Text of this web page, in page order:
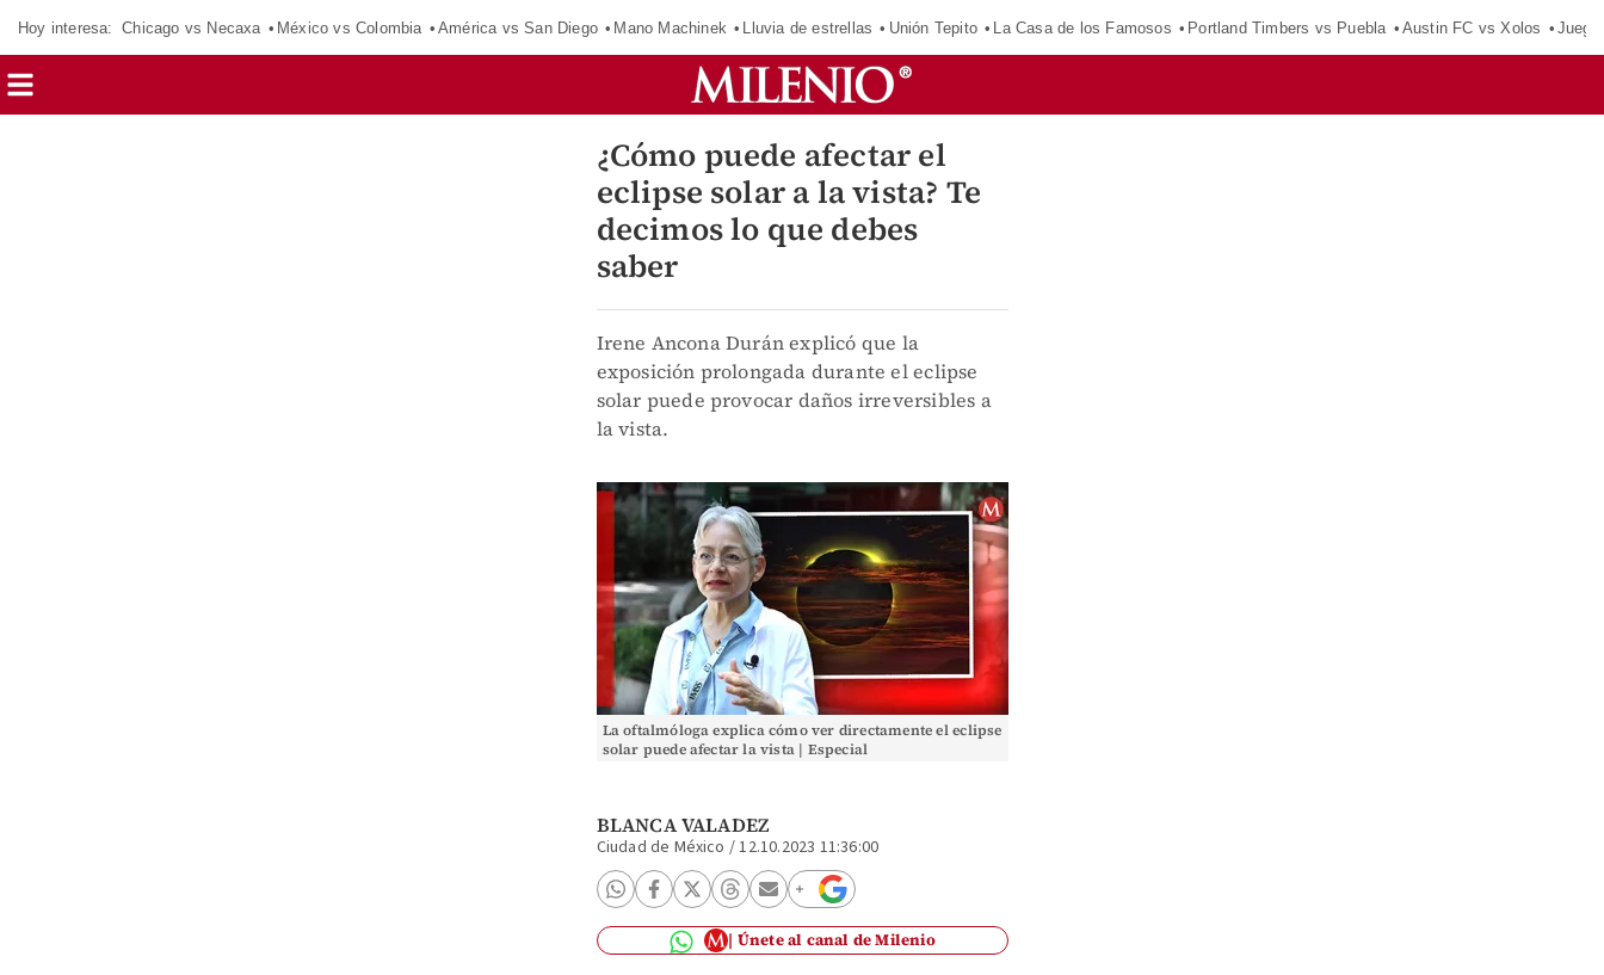
Hoy interesa: Chicago vs Necaxa México vs Colombia América vs San Diego Mano Machinek Lluvia de estrellas Unión Tepito La Casa de los Famosos Portland Timbers vs Puebla Austin FC vs Xolos
¿Cómo puede afectar el
eclipse solar a la vista? Te
decimos lo que debes
saber
Irene Ancona Durán explicó que la
exposición prolongada durante el eclipse
solar puede provocar daños irreversibles a
la vista.
La oftalmóloga explica cómo ver directamente el eclipse
solar puede afectar la vista | Especial
BLANCA VALADEZ
Ciudad de México /12.10.2023 11:36:00
Únete al canal de Milenio